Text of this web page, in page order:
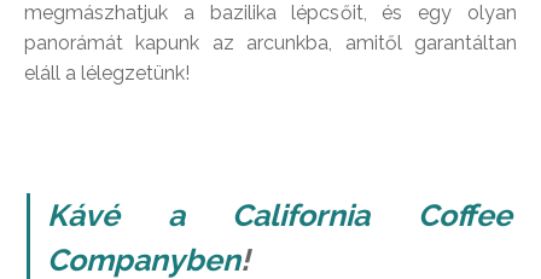
megmászhatjuk a bazilika lépcsőit, és egy olyan
panorámát kapunk az arcunkba, amitől garantáltan
eláll a lélegzetünk!
Kávé a California Coffee
Companyben!